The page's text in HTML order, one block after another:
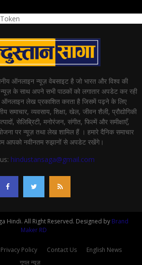
ऑनलाइन न्यूज़ वेबसाइट है जो भारत और विश्व की
के साथ अपने सभी पाठकों को लगातार अपडेट कर रही
ऑनलाइन लेख प्रकाशित करता है जिसमें पढ़ने के लिए
समाचार, व्यवसाय, शिक्षा, खेल, जीवन शैली, प्रौद्योगिकी
सेलिब्रिटी, मनोरंजन, संगीत, फिल्में और समीक्षाएँ,
पर न्यूज़ तथा लेख शामिल हैं । हमारे दैनिक समाचार
आपको नवीनतम रुझानों से अपडेट रखेंगे।
hindustansaga@gmail.com
Hindi. All Right Reserved. Designed by Brand
Maker RD
Privacy Policy Contact Us
English News
गूगल न्यूज़